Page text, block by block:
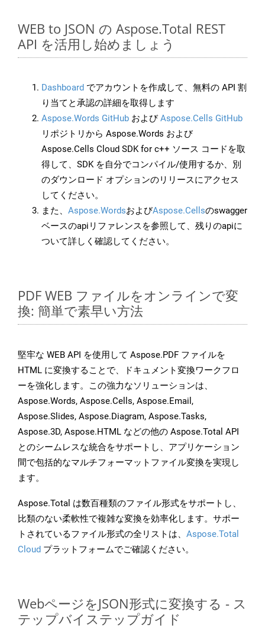
WEB to JSON の Aspose.Total REST
API を活用し始めましょう
Dashboard でアカウントを作成して、無料の API 割
り当てと承認の詳細を取得します
Aspose.Words GitHub およびAspose.Cells GitHub
リポジトリから Aspose.Words および
Aspose.Cells Cloud SDK for c++ ソース コードを取
得して、SDK を自分でコンパイル/使用するか、別
のダウンロード オプションのリリースにアクセス
してください。
また、 Aspose.WordsおよびAspose.Cellsのswagger
ベースのapiリファレンスを参照して、残りのapiに
ついて詳しく確認してください。
PDF WEB ファイルをオンラインで変
換: 簡単で素早い方法
堅牢な WEB API を使用して Aspose.PDF ファイルを
HTML に変換することで、ドキュメント変換ワークフロ
ーを強化します。この強力なソリューションは、
Aspose.Words, Aspose.Cells, Aspose.Email,
Aspose.Slides, Aspose.Diagram, Aspose.Tasks,
Aspose.3D, Aspose.HTML などの他の Aspose.Total API
とのシームレスな統合をサポートし、アプリケーション
間で包括的なマルチフォーマットファイル変換を実現し
ます。
Aspose.Total は数百種類のファイル形式をサポートし、
比類のない柔軟性で複雑な変換を効率化します。サポー
トされているファイル形式の全リストは、 Aspose.Total
Cloud プラットフォームでご確認ください。
WebページをJSON形式に変換する - ス
テップバイステップガイド